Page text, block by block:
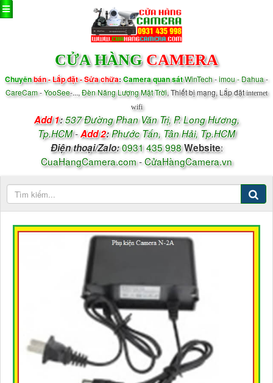
CỬA HÀNG CAMERA
Chuyênbán - Lắp đặt - Sửa chữa:Camera quan sátWinTech-imou - Dahua-
CareCam-YooSee-..., Đèn Năng Lượng Mặt Trời, Thiết bị mạng, Lắp đặtinternet
wifi
Add 1: 537 Đường Phan Văn Trị, P. Long Hương,
Tp.HCM-Add 2:Phước Tấn, Tân Hải, Tp.HCM
Điện thoại/Zalo: 0931 435 998 Website:
CuaHangCamera.com-CửaHàngCamera.vn